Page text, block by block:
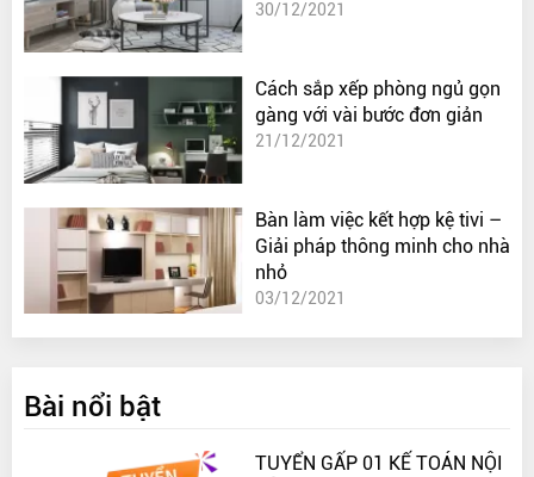
30/12/2021
Cách sắp xếp phòng ngủ gọn
gàng với vài bước đơn giản
21/12/2021
Bàn làm việc kết hợp kệ tivi –
Giải pháp thông minh cho nhà
nhỏ
03/12/2021
Bài nổi bật
TUYỂN GẤP 01 KẾ TOÁN NỘI